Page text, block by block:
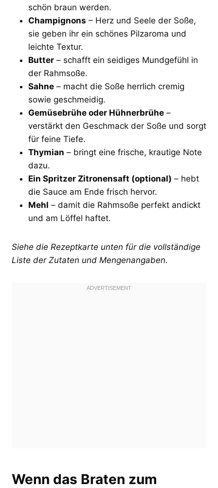
schön braun werden.
Champignons – Herz und Seele der Soße,
sie geben ihr ein schönes Pilzaroma und
leichte Textur.
Butter – schafft ein seidiges Mundgefühl in
der Rahmsoße.
Sahne – macht die Soße herrlich cremig
sowie geschmeidig.
Gemüsebrühe oder Hühnerbrühe –
verstärkt den Geschmack der Soße und sorgt
für feine Tiefe.
Thymian – bringt eine frische, krautige Note
dazu.
Ein Spritzer Zitronensaft (optional) – hebt
die Sauce am Ende frisch hervor.
Mehl – damit die Rahmsoße perfekt andickt
und am Löffel haftet.
Siehe die Rezeptkarte unten für die vollständige
Liste der Zutaten und Mengenangaben.
Wenn das Braten zum